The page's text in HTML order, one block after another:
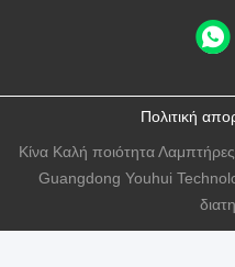
Πολιτική
Κίνα Καλή ποιότητα
Guangdong Youhui